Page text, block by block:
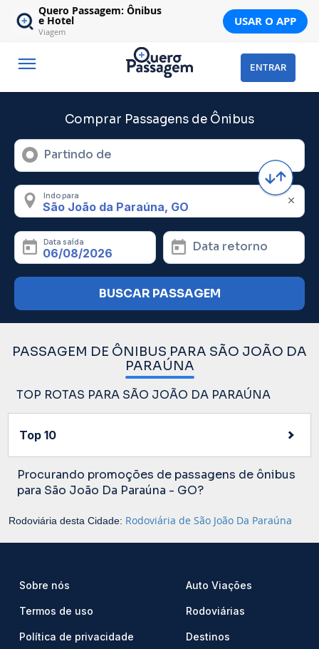
Quero Passagem: Ônibus
e Hotel
Viagem
USAR O APP
ENTRAR
Comprar Passagens de Ônibus
Partindo de
Indo para
Data saída Data retorno
BUSCAR PASSAGEM
PASSAGEM DE ÔNIBUS PARA SÃO JOÃO DA
PARAÚNA
TOP ROTAS PARA SÃO JOÃO DA PARAÚNA
Top 10
Procurando promoções de passagens de ônibus
para São João Da Paraúna - GO?
Rodoviária desta Cidade: Rodoviária de São João Da Paraúna
Sobre nós
Termos de uso
Política de privacidade
Auto Viações
Rodoviárias
Destinos